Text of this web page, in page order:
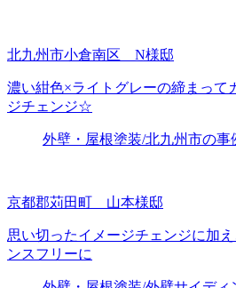
北九州市小倉南区 N様邸
濃い紺色×ライトグレーの締まって
ジチェンジ☆
外壁・屋根塗装/北九州市の事
京都郡苅田町 山本様邸
思い切ったイメージチェンジに加
ンスフリーに